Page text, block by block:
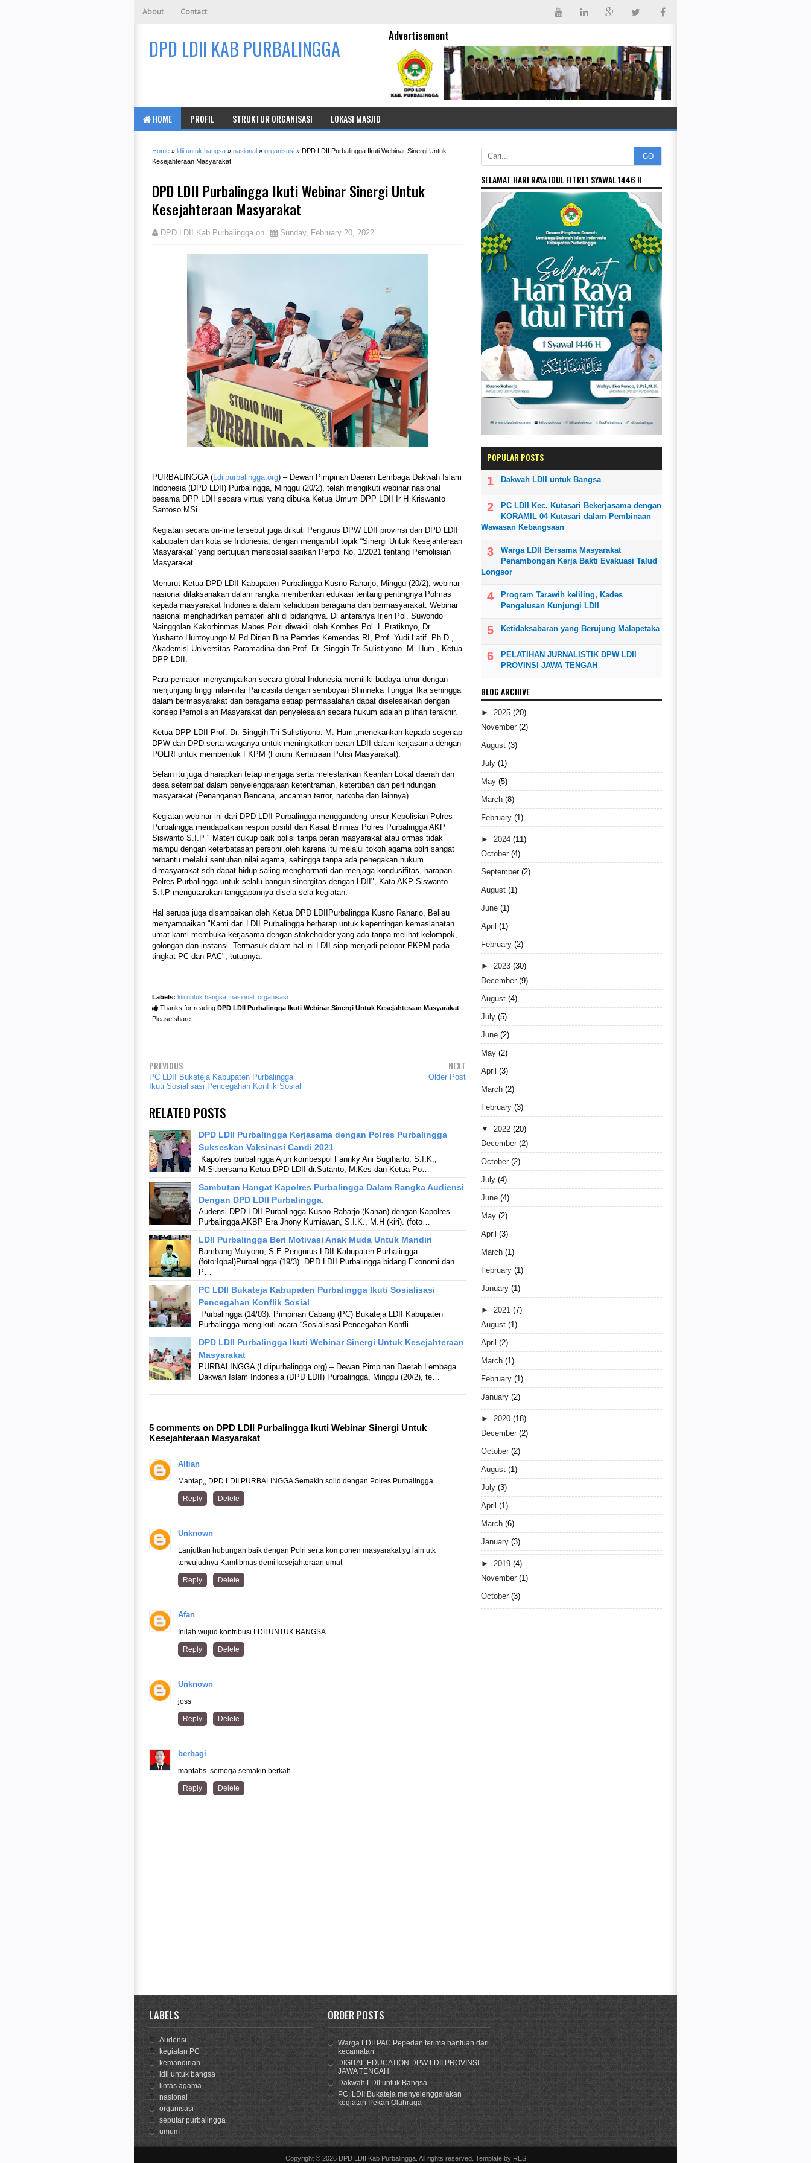
About Contact
DPD LDII KAB PURBALINGGA Advertisement
HOME PROFIL STRUKTUR ORGANISASI LOKASI MASJID
Home » ldii untuk bangsa » nasional » organisasi » DPD LDII Purbalingga Ikuti Webinar Sinergi Untuk
Kesejahteraan Masyarakat
DPD LDII Purbalingga Ikuti Webinar Sinergi Untuk
Kesejahteraan Masyarakat
DPD LDII Kab Purbalingga on Sunday, February 20, 2022
PURBALINGGA (Ldiipurbalingga.org) – Dewan Pimpinan Daerah Lembaga Dakwah Islam
Indonesia (DPD LDII) Purbalingga, Minggu (20/2), telah mengikuti webinar nasional
besama DPP LDII secara virtual yang dibuka Ketua Umum DPP LDII Ir H Kriswanto
Santoso MSi.
Kegiatan secara on-line tersebut juga diikuti Pengurus DPW LDII provinsi dan DPD LDII
kabupaten dan kota se Indonesia, dengan mengambil topik “Sinergi Untuk Kesejahteraan
Masyarakat” yang bertujuan mensosialisasikan Perpol No. 1/2021 tentang Pemolisian
Masyarakat.
Menurut Ketua DPD LDII Kabupaten Purbalingga Kusno Raharjo, Minggu (20/2), webinar
nasional dilaksanakan dalam rangka memberikan edukasi tentang pentingnya Polmas
kepada masyarakat Indonesia dalam kehidupan beragama dan bermasyarakat. Webinar
nasional menghadirkan pemateri ahli di bidangnya. Di antaranya Irjen Pol. Suwondo
Nainggolan Kakorbinmas Mabes Polri diwakili oleh Kombes Pol. L Pratiknyo, Dr.
Yusharto Huntoyungo M.Pd Dirjen Bina Pemdes Kemendes RI, Prof. Yudi Latif. Ph.D.,
Akademisi Universitas Paramadina dan Prof. Dr. Singgih Tri Sulistiyono. M. Hum., Ketua
DPP LDII.
Para pemateri menyampaikan secara global Indonesia memiliki budaya luhur dengan
menjunjung tinggi nilai-nilai Pancasila dengan semboyan Bhinneka Tunggal Ika sehingga
dalam bermasyarakat dan beragama setiap permasalahan dapat diselesaikan dengan
konsep Pemolisian Masyarakat dan penyelesaian secara hukum adalah pilihan terakhir.
Ketua DPP LDII Prof. Dr. Singgih Tri Sulistiyono. M. Hum.,menekankan kepada segenap
DPW dan DPD serta warganya untuk meningkatkan peran LDII dalam kerjasama dengan
POLRI untuk membentuk FKPM (Forum Kemitraan Polisi Masyarakat).
Selain itu juga diharapkan tetap menjaga serta melestarikan Kearifan Lokal daerah dan
desa setempat dalam penyelenggaraan ketentraman, ketertiban dan perlindungan
masyarakat (Penanganan Bencana, ancaman terror, narkoba dan lainnya).
Kegiatan webinar ini dari DPD LDII Purbalingga menggandeng unsur Kepolisian Polres
Purbalingga mendapatkan respon positif dari Kasat Binmas Polres Purbalingga AKP
Siswanto S.I.P " Materi cukup baik polisi tanpa peran masyarakat atau ormas tidak
mampu dengan keterbatasan personil,oleh karena itu melalui tokoh agama polri sangat
terbantu melalui sentuhan nilai agama, sehingga tanpa ada penegakan hukum
dimasyarakat sdh dapat hidup saling menghormati dan menjaga kondusifitas, harapan
Polres Purbalingga untuk selalu bangun sinergitas dengan LDII", Kata AKP Siswanto
S.I.P mengutarakan tanggapannya disela-sela kegiatan.
Hal serupa juga disampaikan oleh Ketua DPD LDIIPurbalingga Kusno Raharjo, Beliau
menyampaikan "Kami dari LDII Purbalingga berharap untuk kepentingan kemaslahatan
umat kami membuka kerjasama dengan stakeholder yang ada tanpa melihat kelompok,
golongan dan instansi. Termasuk dalam hal ini LDII siap menjadi pelopor PKPM pada
tingkat PC dan PAC", tutupnya.
Labels: ldii untuk bangsa nasional organisasi
Thanks for reading DPD LDII Purbalingga Ikuti Webinar Sinergi Untuk Kesejahteraan Masyarakat
Please share...!
PREVIOUS
PC LDII Bukateja Kabupaten Purbalingga
Ikuti Sosialisasi Pencegahan Konflik Sosial
NEXT
Older Post
RELATED POSTS
DPD LDII Purbalingga Kerjasama dengan Polres Purbalingga
Sukseskan Vaksinasi Candi 2021
Kapolres purbalingga Ajun kombespol Fannky Ani Sugiharto, S.I.K.,
M.Si.bersama Ketua DPD LDII dr.Sutanto, M.Kes dan Ketua Po…
Sambutan Hangat Kapolres Purbalingga Dalam Rangka Audiensi
Dengan DPD LDII Purbalingga.
Audensi DPD LDII Purbalingga Kusno Raharjo (Kanan) dengan Kapolres
Purbalingga AKBP Era Jhony Kurniawan, S.I.K., M.H (kiri). (foto…
LDII Purbalingga Beri Motivasi Anak Muda Untuk Mandiri
Bambang Mulyono, S.E Pengurus LDII Kabupaten Purbalingga.
(foto:Iqbal)Purbalingga (19/3). DPD LDII Purbalingga bidang Ekonomi dan
P…
PC LDII Bukateja Kabupaten Purbalingga Ikuti Sosialisasi
Pencegahan Konflik Sosial
Purbalingga (14/03). Pimpinan Cabang (PC) Bukateja LDII Kabupaten
Purbalingga mengikuti acara “Sosialisasi Pencegahan Konfli…
DPD LDII Purbalingga Ikuti Webinar Sinergi Untuk Kesejahteraan
Masyarakat
PURBALINGGA (Ldiipurbalingga.org) – Dewan Pimpinan Daerah Lembaga
Dakwah Islam Indonesia (DPD LDII) Purbalingga, Minggu (20/2), te…
5 comments on DPD LDII Purbalingga Ikuti Webinar Sinergi Untuk
Kesejahteraan Masyarakat
Alfian
Mantap,, DPD LDII PURBALINGGA Semakin solid dengan Polres Purbalingga.
Reply Delete
Unknown
Lanjutkan hubungan baik dengan Polri serta komponen masyarakat yg lain utk
terwujudnya Kamtibmas demi kesejahteraan umat
Reply Delete
Afan
Inilah wujud kontribusi LDII UNTUK BANGSA
Reply Delete
Unknown
joss
Reply Delete
berbagi
mantabs. semoga semakin berkah
Reply Delete
GO
SELAMAT HARI RAYA IDUL FITRI 1 SYAWAL 1446 H
POPULAR POSTS
Dakwah LDII untuk Bangsa
PC LDII Kec. Kutasari Bekerjasama dengan
KORAMIL 04 Kutasari dalam Pembinaan
Wawasan Kebangsaan
Warga LDII Bersama Masyarakat
Penambongan Kerja Bakti Evakuasi Talud
Longsor
Program Tarawih keliling, Kades
Pengalusan Kunjungi LDII
Ketidaksabaran yang Berujung Malapetaka
PELATIHAN JURNALISTIK DPW LDII
PROVINSI JAWA TENGAH
BLOG ARCHIVE
► 2025 (20)
November (2)
August (3)
July (1)
May (5)
March (8)
February (1)
► 2024 (11)
October (4)
September (2)
August (1)
June (1)
April (1)
February (2)
► 2023 (30)
December (9)
August (4)
July (5)
June (2)
May (2)
April (3)
March (2)
February (3)
▼ 2022 (20)
December (2)
October (2)
July (4)
June (4)
May (2)
April (3)
March (1)
February (1)
January (1)
► 2021 (7)
August (1)
April (2)
March (1)
February (1)
January (2)
► 2020 (18)
December (2)
October (2)
August (1)
July (3)
April (1)
March (6)
January (3)
► 2019 (4)
November (1)
October (3)
LABELS
Audensi
kegiatan PC
kemandirian
ldii untuk bangsa
lintas agama
nasional
organisasi
seputar purbalingga
umum
ORDER POSTS
Warga LDII PAC Pepedan terima bantuan dari
kecamatan
DIGITAL EDUCATION DPW LDII PROVINSI
JAWA TENGAH
Dakwah LDII untuk Bangsa
PC. LDII Bukateja menyelenggarakan
kegiatan Pekan Olahraga
Copyright © 2026 DPD LDII Kab Purbalingga. All rights reserved. Template by RES